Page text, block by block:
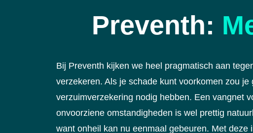
Preventh:
Bij Preventh kijken we heel pragmatisch aan
verzekeren. Als je schade kunt voorkomen zou je
verzuimverzekering nodig hebben. Een vangnet
onvoorziene omstandigheden is wel prettig
want onheil kan nu eenmaal gebeuren. Met deze